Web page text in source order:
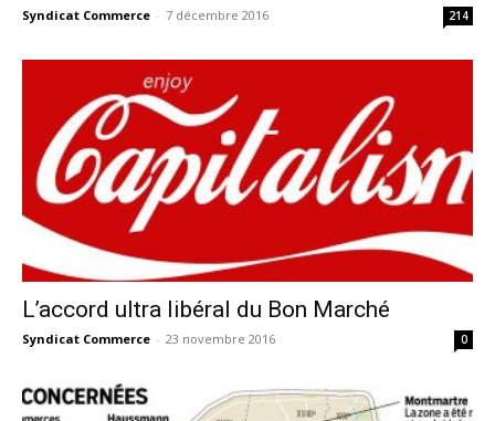
Syndicat Commerce - 7 décembre 2016 214
L’accord ultra libéral du Bon Marché
Syndicat Commerce - 23 novembre 2016 0